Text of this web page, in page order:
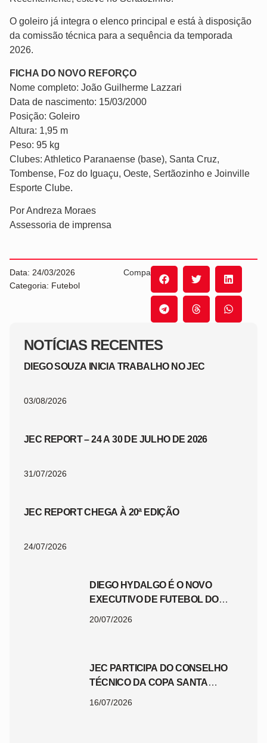
NOTÍCIAS RECENTES
DIEGO SOUZA INICIA TRABALHO NO JEC
03/08/2026
JEC REPORT – 24 A 30 DE JULHO DE 2026
31/07/2026
JEC REPORT CHEGA À 20ª EDIÇÃO
24/07/2026
DIEGO HYDALGO É O NOVO
EXECUTIVO DE FUTEBOL DO
20/07/2026
JEC PARTICIPA DO CONSELHO
TÉCNICO DA COPA SANTA
16/07/2026
O goleiro já integra o elenco principal e está à disposição
da comissão técnica para a sequência da temporada
2026.
FICHA DO NOVO REFORÇO
Nome completo: João Guilherme Lazzari
Data de nascimento: 15/03/2000
Posição: Goleiro
Altura: 1,95 m
Peso: 95 kg
Clubes: Athletico Paranaense (base), Santa Cruz,
Tombense, Foz do Iguaçu, Oeste, Sertãozinho e Joinville
Esporte Clube.
Por Andreza Moraes
Assessoria de imprensa
Data: 24/03/2026
Categoria: Futebol
Compartilhe: